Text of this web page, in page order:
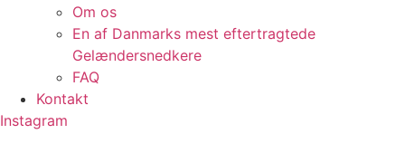
Om os
En af Danmarks mest eftertragtede
Gelændersnedkere
FAQ
Kontakt
Instagram